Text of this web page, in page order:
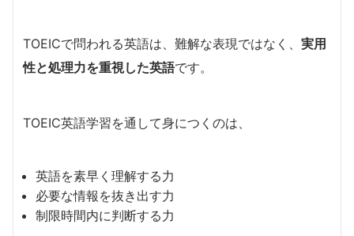
TOEICで問われる英語は、難解な表現ではなく、 実用
性と処理力を重視した英語です。
TOEIC英語学習を通して身につくのは、
英語を素早く理解する力
必要な情報を抜き出す力
制限時間内に判断する力